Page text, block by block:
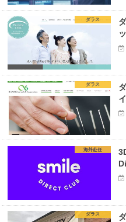
ダラス
ダラス
海外赴任
ダラス